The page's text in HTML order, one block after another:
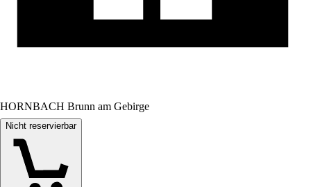
HORNBACH Brunn am Gebirge
Nicht reservierbar